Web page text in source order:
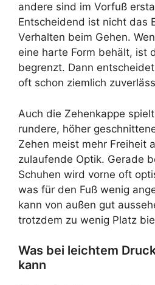
andere sind im Vorfuß
Entscheidend ist nicht das
Verhalten beim Gehen.
eine harte Form behält, ist
begrenzt. Dann
oft schon ziemlich
Auch die Zehenkappe
rundere, höher
Zehen meist mehr Freiheit
zulaufende Optik. Gerade
Schuhen wird vorne oft
was für den Fuß wenig
kann von außen gut
trotzdem zu wenig Platz
Was bei leichtem
kann